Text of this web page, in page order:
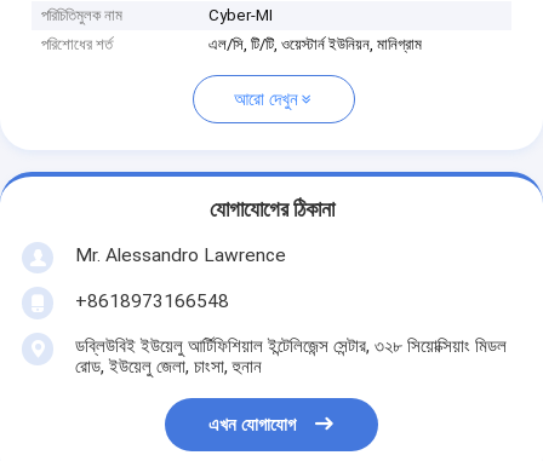
পরিচিতিমুলক নাম
Cyber-MI
পরিশোধের শর্ত
এল/সি, টি/টি, ওয়েস্টার্ন ইউনিয়ন, মানিগ্রাম
আরো দেখুন
যোগাযোগের ঠিকানা
Mr. Alessandro Lawrence
+8618973166548
ডব্লিউবিই ইউয়েলু আর্টিফিশিয়াল ইন্টেলিজেন্স সেন্টার, ৩২৮ সিয়োক্সিয়াং মিডল
রোড, ইউয়েলু জেলা, চাংসা, হুনান
এখন যোগাযোগ